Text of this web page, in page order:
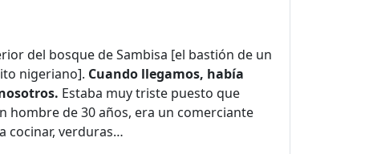
del bosque de Sambisa [el bastión de un
nigeriano]. Cuando llegamos, había
Estaba muy triste puesto que
hombre de 30 años, era un comerciante
cocinar, verduras…